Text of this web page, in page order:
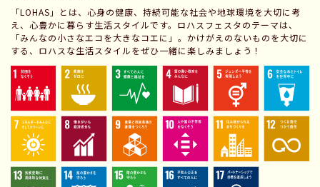
「LOHAS」とは、心身の健康、持続可能な社会や地球環境を大切に考
え、心豊かに暮らす生活スタイルです。ロハスフェスタのテーマは、
「みんなの小さなエコを大きなコエに」。かけがえのないものを大切に
する、ロハスな生活スタイルをぜひ一緒に楽しみましょう！